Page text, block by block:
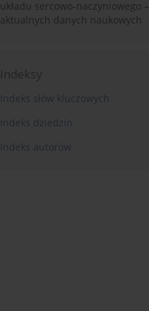
układu sercowo-naczyniowego
aktualnych danych naukowych
Indeksy
Indeks słów kluczowych
Indeks dziedzin
Indeks autorów